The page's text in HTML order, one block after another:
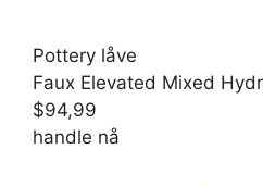
Pottery låve
Faux Elevated Mixed
$94,99
handle nå